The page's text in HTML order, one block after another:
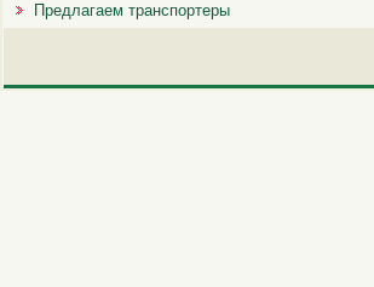
Предлагаем транспортеры